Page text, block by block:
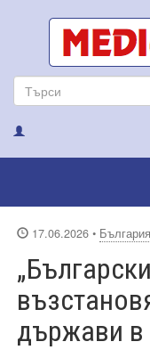
17.06.2026 • България
държави в